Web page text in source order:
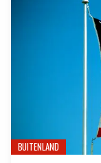
BUITENLAND